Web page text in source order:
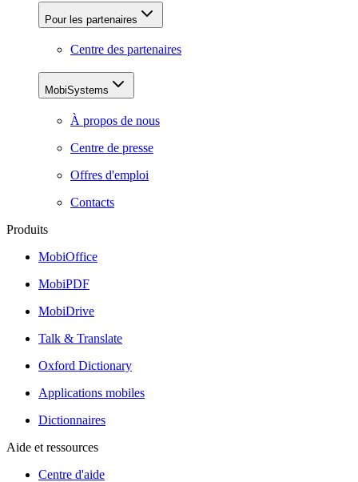
Pour les partenaires
Centre des partenaires
MobiSystems
À propos de nous
Centre de presse
Offres d'emploi
Contacts
Produits
MobiOffice
MobiPDF
MobiDrive
Talk & Translate
Oxford Dictionary
Applications mobiles
Dictionnaires
Aide et ressources
Centre d'aide